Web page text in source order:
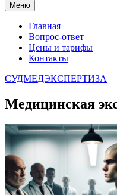
Меню
Главная
Вопрос-ответ
Цены и тарифы
Контакты
СУДМЕДЭКСПЕРТИЗА
Медицинская